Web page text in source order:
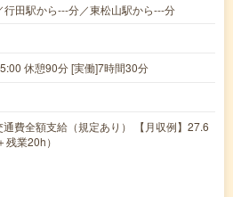
行田駅から---分／東松山駅から---分
休憩90分 [実働]7時間30分
費全額支給（規定あり） 【月収例】27.6
業20h）